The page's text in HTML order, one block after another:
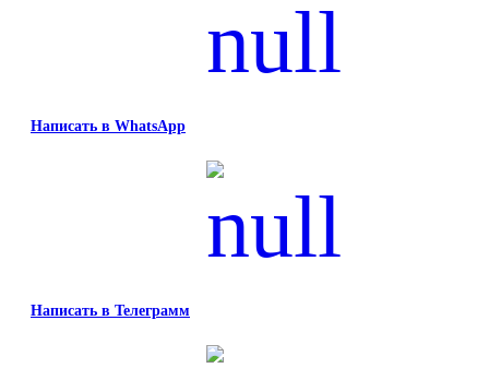
Написать в WhatsApp
Написать в Телеграмм